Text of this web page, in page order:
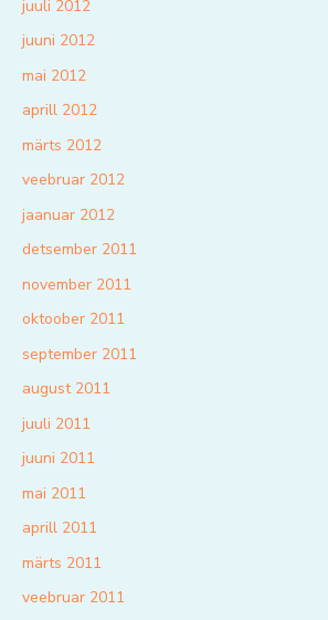
juuli 2012
juuni 2012
mai 2012
aprill 2012
märts 2012
veebruar 2012
jaanuar 2012
detsember 2011
november 2011
oktoober 2011
september 2011
august 2011
juuli 2011
juuni 2011
mai 2011
aprill 2011
märts 2011
veebruar 2011